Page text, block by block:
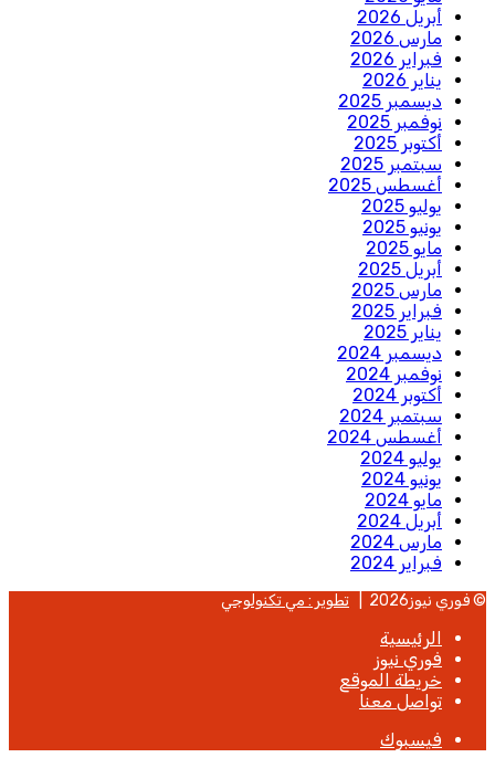
أبريل 2026
مارس 2026
فبراير 2026
يناير 2026
ديسمبر 2025
نوفمبر 2025
أكتوبر 2025
سبتمبر 2025
أغسطس 2025
يوليو 2025
يونيو 2025
مايو 2025
أبريل 2025
مارس 2025
فبراير 2025
يناير 2025
ديسمبر 2024
نوفمبر 2024
أكتوبر 2024
سبتمبر 2024
أغسطس 2024
يوليو 2024
يونيو 2024
مايو 2024
أبريل 2024
مارس 2024
فبراير 2024
© فوري نيوز2026 | تطوير : مي تكنولوجي
الرئيسية
فوري نيوز
خريطة الموقع
تواصل معنا
فيسبوك